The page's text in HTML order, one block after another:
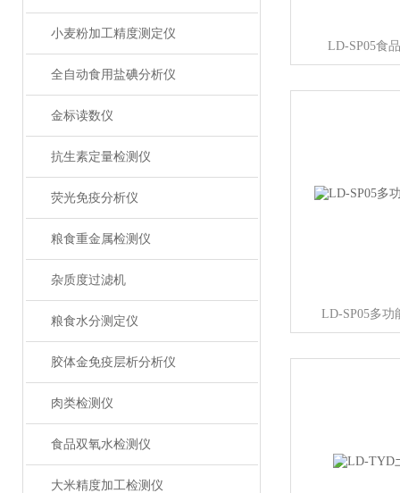
小麦粉加工精度测定仪
全自动食用盐碘分析仪
金标读数仪
抗生素定量检测仪
荧光免疫分析仪
粮食重金属检测仪
杂质度过滤机
粮食水分测定仪
胶体金免疫层析分析仪
肉类检测仪
食品双氧水检测仪
大米精度加工检测仪
LD-SP05食
LD-SP05多功